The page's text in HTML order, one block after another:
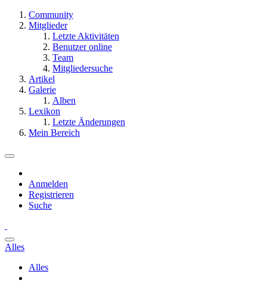
Community
Mitglieder
Letzte Aktivitäten
Benutzer online
Team
Mitgliedersuche
Artikel
Galerie
Alben
Lexikon
Letzte Änderungen
Mein Bereich
Anmelden
Registrieren
Suche
Alles
Alles